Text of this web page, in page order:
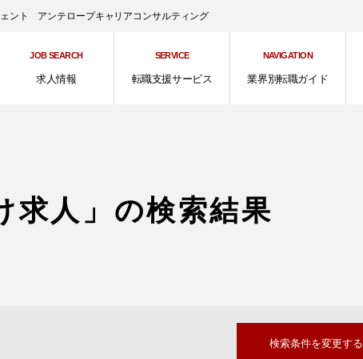
ント アンテロープキャリアコンサルティング
JOB SEARCH
求人情報
SERVICE
転職支援サービス
NAVIGATION
業界別転職ガイド
求人」の検索結果
検索条件を変更する